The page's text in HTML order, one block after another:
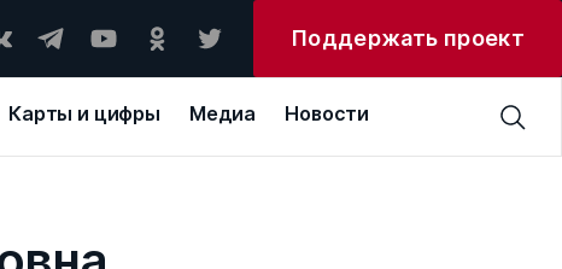
Поддержать проект
Карты и цифры Медиа Новости